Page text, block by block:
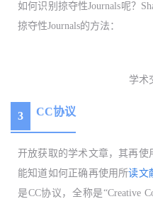
如何识别掠夺性Journals呢？
掠夺性Journals的方法：
学术
3 CC协议
开放获取的学术文章，其再使
能知道如何正确再使用所读文
是CC协议 ，全称是“Creative